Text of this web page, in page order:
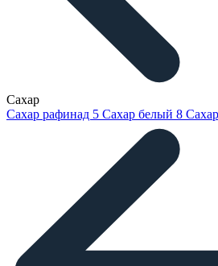
Сахар
Сахар рафинад 5 Сахар белый 8